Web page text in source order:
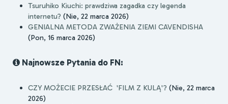
Tsuruhiko Kiuchi: prawdziwa zagadka czy legenda
internetu? (Nie, 22 marca 2026)
GENIALNA METODA ZWAŻENIA ZIEMI CAVENDISHA
(Pon, 16 marca 2026)
Najnowsze Pytania do FN:
CZY MOŻECIE PRZESŁAĆ 'FILM Z KULĄ'? (Nie, 22 marca
2026)